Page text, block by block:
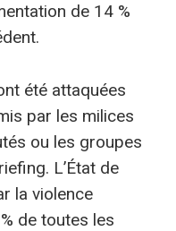
de 14 %
été attaquées
par les milices
ou les groupes
L’État de
la violence
de toutes les